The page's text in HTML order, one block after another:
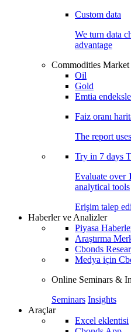
Custom data
We turn data
advantage
Commodities Market
Oil
Gold
Emtia
Faiz oranı
The report
Try in 7 days
Evaluate over
analytical tools
Erişim talep
Haberler ve Analizler
Piyasa
Araştırma
Cbonds
Medya için
Online Seminars &
Seminars Insights
Araçlar
Excel eklentisi